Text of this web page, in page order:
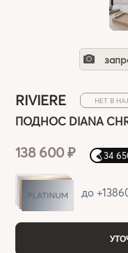
RIVIERE НЕТ В
ПОДНОС DIANA
138 600 ₽ 34
до